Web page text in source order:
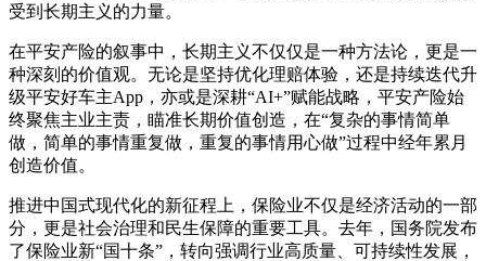
受到长期主义的力量。
在平安产险的叙事中，长期主义不仅仅是一种方法论，更是一
种深刻的价值观。无论是坚持优化理赔体验，还是持续迭代升
级平安好车主App，亦或是深耕“AI+”赋能战略，平安产险始
终聚焦主业主责，瞄准长期价值创造，在“复杂的事情简单
做，简单的事情重复做，重复的事情用心做”过程中经年累月
创造价值。
推进中国式现代化的新征程上，保险业不仅是经济活动的一部
分，更是社会治理和民生保障的重要工具。去年，国务院发布
了保险业新“国十条”，转向强调行业高质量、可持续性发展，